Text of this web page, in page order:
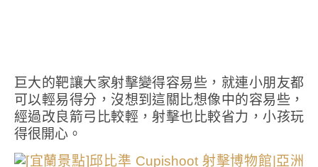
巨大的靶讓大家射擊變得容易些，就連小朋友都
可以輕易得分，沒想到這關比想像中的容易些，
經過改良箭弓比較輕，射擊也比較省力，小孩玩
得很開心。